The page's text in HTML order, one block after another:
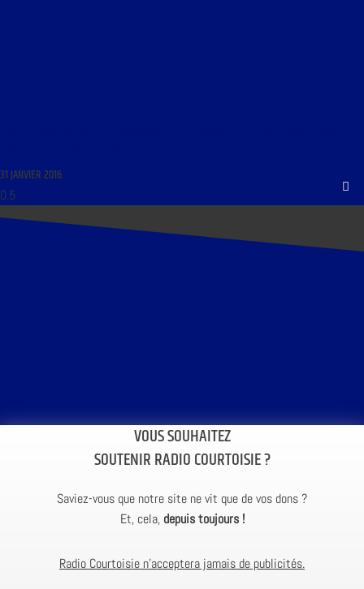
31 JANVIER 2016
VOUS SOUHAITEZ
SOUTENIR RADIO COURTOISIE ?
Saviez-vous que notre site ne vit que de vos dons ?
Et, cela, depuis toujours !
Radio Courtoisie n’acceptera jamais de publicités.